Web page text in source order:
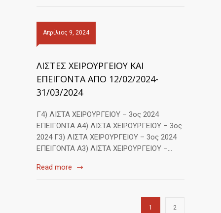
Απρίλιος 9, 2024
ΛΙΣΤΕΣ ΧΕΙΡΟΥΡΓΕΙΟΥ ΚΑΙ
ΕΠΕΙΓΟΝΤΑ ΑΠΟ 12/02/2024-
31/03/2024
Γ4) ΛΙΣΤΑ ΧΕΙΡΟΥΡΓΕΙΟΥ – 3ος 2024
ΕΠΕΙΓΟΝΤΑ A4) ΛΙΣΤΑ ΧΕΙΡΟΥΡΓΕΙΟΥ – 3ος
2024 Γ3) ΛΙΣΤΑ ΧΕΙΡΟΥΡΓΕΙΟΥ – 3ος 2024
ΕΠΕΙΓΟΝΤΑ A3) ΛΙΣΤΑ ΧΕΙΡΟΥΡΓΕΙΟΥ –…
Read more
1 2